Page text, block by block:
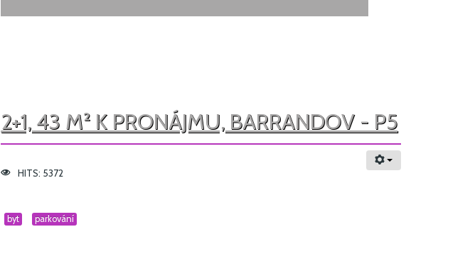
2+1, 43 M² K PRONÁJMU, BARRANDOV - P5
HITS: 5372
byt parkování